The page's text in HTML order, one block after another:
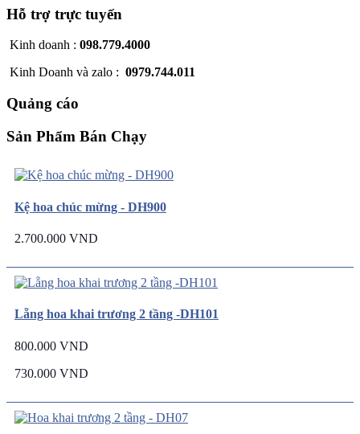
Hỗ trợ trực tuyến
Kinh doanh : 098.779.4000
Kinh Doanh và zalo : 0979.744.011
Quảng cáo
Sản Phẩm Bán Chạy
Kệ hoa chúc mừng - DH900
2.700.000 VND
Lẵng hoa khai trương 2 tầng -DH101
800.000 VND
730.000 VND